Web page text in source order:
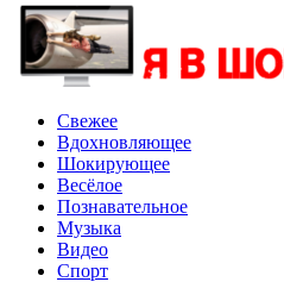
Свежее
Вдохновляющее
Шокирующее
Весёлое
Познавательное
Музыка
Видео
Спорт